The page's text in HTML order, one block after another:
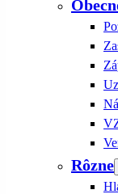
Rôzne